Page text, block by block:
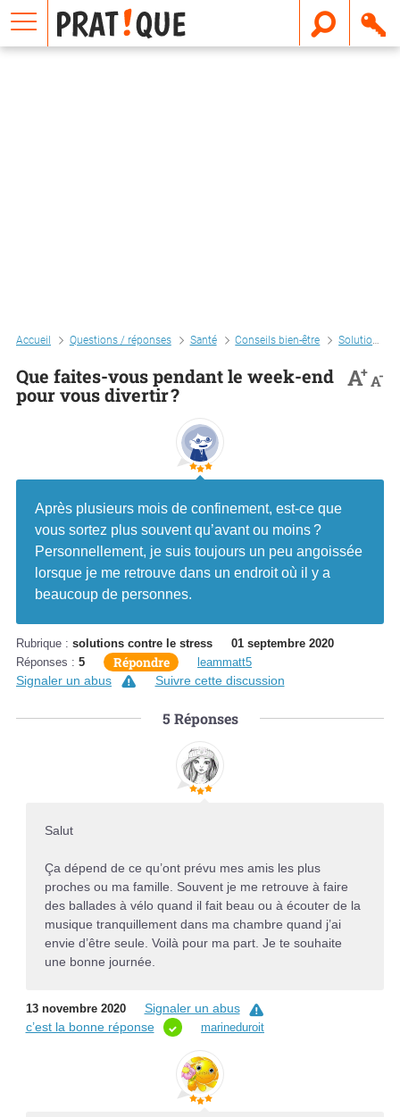
Accueil Questions / réponses Santé Conseils bien-être Solutions contre le stress
Que faites-vous pendant le week-end
pour vous divertir ?
A+A-
Après plusieurs mois de confinement, est-ce que
vous sortez plus souvent qu’avant ou moins ?
Personnellement, je suis toujours un peu angoissée
lorsque je me retrouve dans un endroit où il y a
beaucoup de personnes.
Rubrique : solutions contre le stress
01 septembre 2020
Réponses : 5 Répondre leammatt5
Signaler un abus Suivre cette discussion
5 Réponses
Salut
Ça dépend de ce qu’ont prévu mes amis les plus
proches ou ma famille. Souvent je me retrouve à faire
des ballades à vélo quand il fait beau ou à écouter de la
musique tranquillement dans ma chambre quand j’ai
envie d’être seule. Voilà pour ma part. Je te souhaite
une bonne journée.
13 novembre 2020
Signaler un abus
c’est la bonne réponse
marineduroit
E
m
a